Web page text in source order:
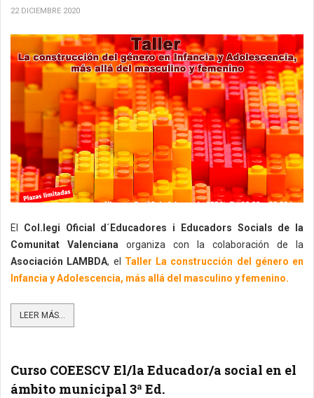
22 DICIEMBRE 2020
El Col.legi Oficial d´Educadores i Educadors Socials de la
Comunitat Valenciana organiza con la colaboración de la
Asociación LAMBDA, el Taller La construcción del género en
Infancia y Adolescencia, más allá del masculino y femenino.
LEER MÁS...
Curso COEESCV El/la Educador/a social en el
ámbito municipal 3ª Ed.